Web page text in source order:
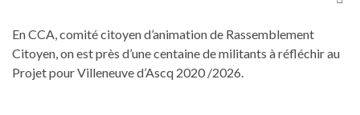
En CCA, comité citoyen d’animation de Rassemblement
Citoyen, on est près d’une centaine de militants à réfléchir au
Projet pour Villeneuve d’Ascq 2020 /2026.